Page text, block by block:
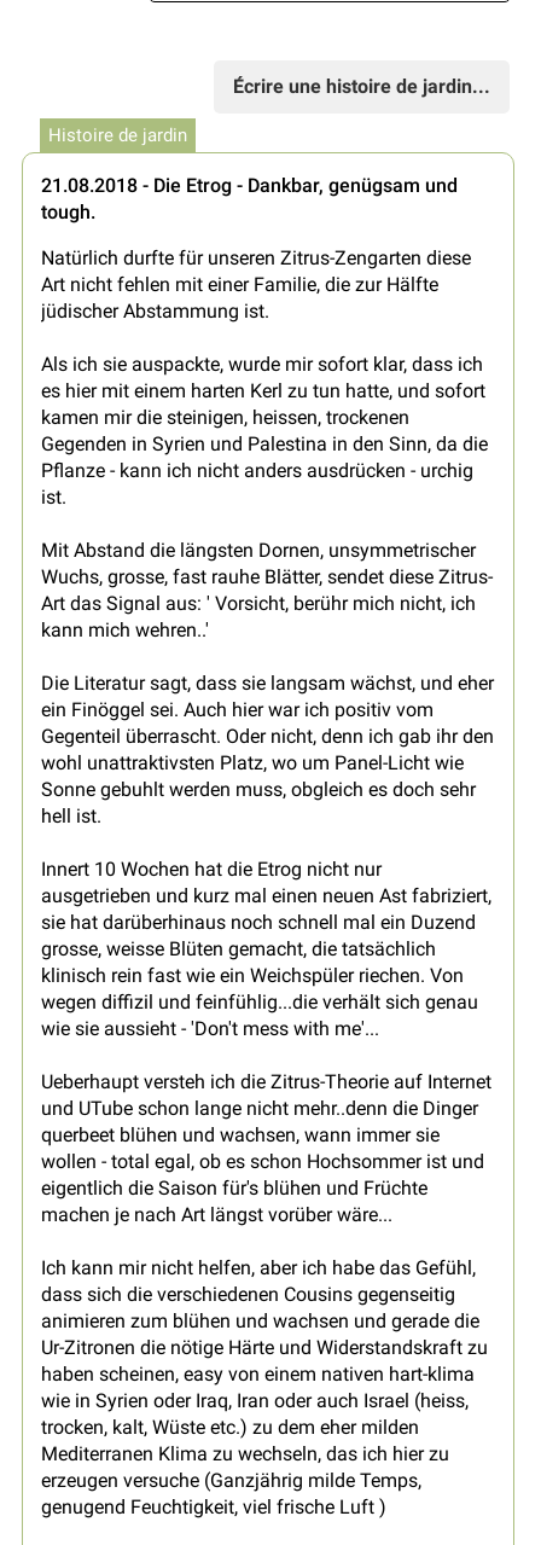
Écrire une histoire de jardin...
Histoire de jardin
21.08.2018 - Die Etrog - Dankbar, genügsam und
tough.
Natürlich durfte für unseren Zitrus-Zengarten diese
Art nicht fehlen mit einer Familie, die zur Hälfte
jüdischer Abstammung ist.
Als ich sie auspackte, wurde mir sofort klar, dass ich
es hier mit einem harten Kerl zu tun hatte, und sofort
kamen mir die steinigen, heissen, trockenen
Gegenden in Syrien und Palestina in den Sinn, da die
Pflanze - kann ich nicht anders ausdrücken - urchig
ist.
Mit Abstand die längsten Dornen, unsymmetrischer
Wuchs, grosse, fast rauhe Blätter, sendet diese Zitrus-
Art das Signal aus: ' Vorsicht, berühr mich nicht, ich
kann mich wehren..'
Die Literatur sagt, dass sie langsam wächst, und eher
ein Finöggel sei. Auch hier war ich positiv vom
Gegenteil überrascht. Oder nicht, denn ich gab ihr den
wohl unattraktivsten Platz, wo um Panel-Licht wie
Sonne gebuhlt werden muss, obgleich es doch sehr
hell ist.
Innert 10 Wochen hat die Etrog nicht nur
ausgetrieben und kurz mal einen neuen Ast fabriziert,
sie hat darüberhinaus noch schnell mal ein Duzend
grosse, weisse Blüten gemacht, die tatsächlich
klinisch rein fast wie ein Weichspüler riechen. Von
wegen diffizil und feinfühlig...die verhält sich genau
wie sie aussieht - 'Don't mess with me'...
Ueberhaupt versteh ich die Zitrus-Theorie auf Internet
und UTube schon lange nicht mehr..denn die Dinger
querbeet blühen und wachsen, wann immer sie
wollen - total egal, ob es schon Hochsommer ist und
eigentlich die Saison für's blühen und Früchte
machen je nach Art längst vorüber wäre...
Ich kann mir nicht helfen, aber ich habe das Gefühl,
dass sich die verschiedenen Cousins gegenseitig
animieren zum blühen und wachsen und gerade die
Ur-Zitronen die nötige Härte und Widerstandskraft zu
haben scheinen, easy von einem nativen hart-klima
wie in Syrien oder Iraq, Iran oder auch Israel (heiss,
trocken, kalt, Wüste etc.) zu dem eher milden
Mediterranen Klima zu wechseln, das ich hier zu
erzeugen versuche (Ganzjährig milde Temps,
genugend Feuchtigkeit, viel frische Luft )